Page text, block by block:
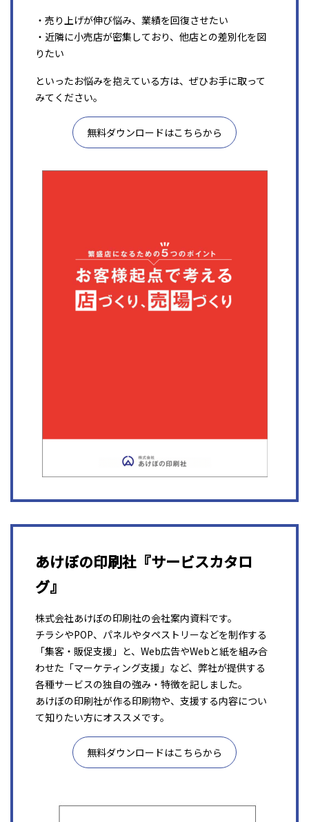
・売り上げが伸び悩み、業績を回復させたい
・近隣に小売店が密集しており、他店との差別化を図
りたい
といったお悩みを抱えている方は、ぜひお手に取って
みてください。
無料ダウンロードはこちらから
あけぼの印刷社『サービスカタロ
グ』
株式会社あけぼの印刷社の会社案内資料です。
チラシやPOP、パネルやタペストリーなどを制作する
「集客・販促支援」と、Web広告やWebと紙を組み合
わせた「マーケティング支援」など、弊社が提供する
各種サービスの独自の強み・特徴を記しました。
あけぼの印刷社が作る印刷物や、支援する内容につい
て知りたい方にオススメです。
無料ダウンロードはこちらから